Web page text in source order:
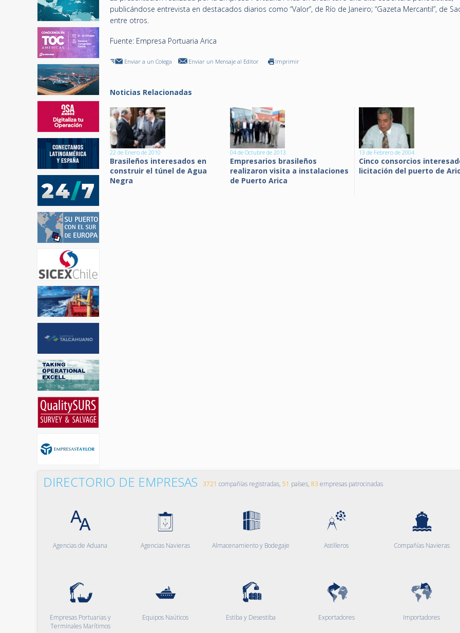
publicándose entrevista en destacados diarios como “Valor”, de Río de Janeiro; “Gazeta Mercantil”, de
entre otros.
Fuente: Empresa Portuaria Arica
Enviar a un Colega Enviar un Mensaje al Editor Imprimir
Noticias Relacionadas
22 de Enero de 2010
Brasileños interesados en
construir el túnel de Agua
Negra
04 de Octubre de 2013
Empresarios brasileños
realizaron visita a instalaciones
de Puerto Arica
13 de Febrero de 2004
Cinco consorcios
licitación del puerto de
DIRECTORIO DE EMPRESAS 3721 compañías registradas, 51 países, 83 empresas patrocinadas
Agencias de Aduana Agencias Navieras Almacenamiento y Bodegaje Astilleros Compañías Navieras
Empresas Portuarias y
Terminales Marítimos
Equipos Naúticos Estiba y Desestiba Exportadores Importadores